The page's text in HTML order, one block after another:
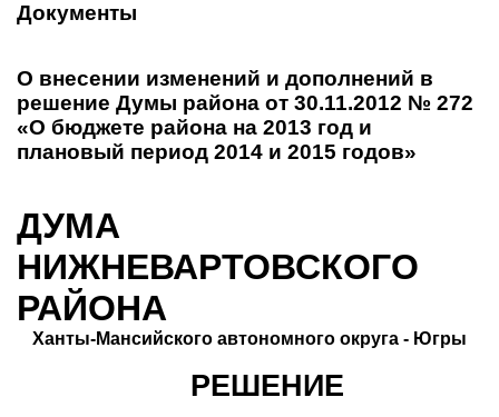
Документы
О внесении изменений и дополнений в
решение Думы района от 30.11.2012 № 272
«О бюджете рай­она на 2013 год и
плановый период 2014 и 2015 годов»
ДУМА
НИЖНЕВАРТОВСКОГО
РАЙОНА
Ханты-Мансийского автономного округа - Югры
РЕШЕНИЕ